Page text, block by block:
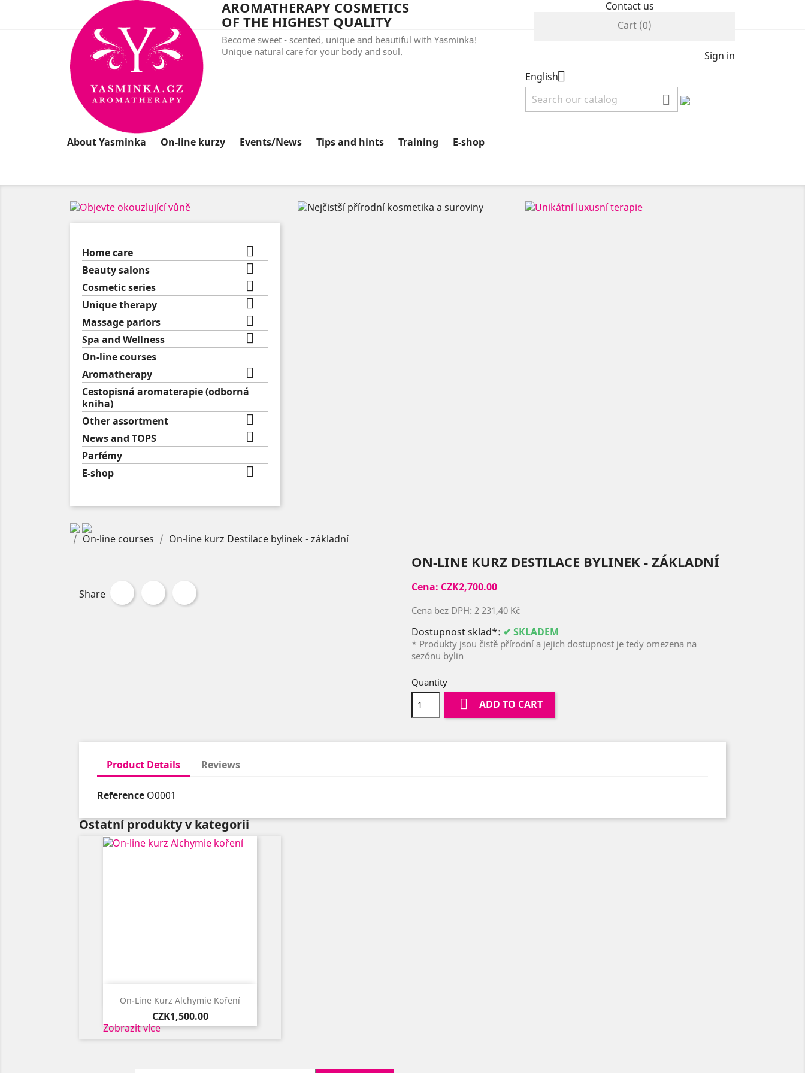
AROMATHERAPY COSMETICS
OF THE HIGHEST QUALITY
Become sweet - scented, unique and beautiful with Yasminka!
Unique natural care for your body and soul.
Contact us
Cart (0)
Sign in
English

About Yasminka On-line kurzy Events/News Tips and hints Training E-shop
Home care 
Beauty salons 
Cosmetic series 
Unique therapy 
Massage parlors 
Spa and Wellness 
On-line courses
Aromatherapy

Cestopisná aromaterapie (odborná
kniha)
Other assortment

News and TOPS 
Parfémy
E-shop

On-line courses On-line kurz Destilace bylinek - základní
Share
ON-LINE KURZ DESTILACE BYLINEK - ZÁKLADNÍ
Cena: CZK2,700.00
Cena bez DPH: 2 231,40 Kč
Dostupnost sklad*: ✔ SKLADEM
* Produkty jsou čistě přírodní a jejich dostupnost je tedy omezena na
sezónu bylin
Quantity
 ADD TO CART
Product Details Reviews
Reference O0001
Ostatní produkty v kategorii
On-Line Kurz Alchymie Koření
Price
CZK1,500.00
Zobrazit více
 Quick view